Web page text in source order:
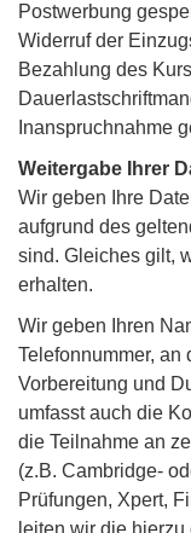
Postwerbung
Widerruf der
Bezahlung des
Inanspruchnahme
Weitergabe Ihrer
Wir geben Ihre
aufgrund des
sind. Gleiches gilt,
erhalten.
Wir geben Ihren
Telefonnummer,
Vorbereitung und
umfasst auch die
die Teilnahme an
(z.B. Cambridge-
Prüfungen, Xpert,
leiten wir die